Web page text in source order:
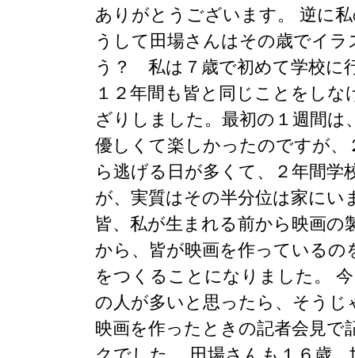
ありがとうございます。 逆に
うして田場さんはその歳でイ
う？ 私は７歳で初めて学校に
１２年間も皆と同じことをし
ざりしました。最初の１週間は
優しくて楽しかったのですが、
ら逃げる日が多くて、２年間
が、実質はその半分位は家にい
皆、私が生まれる前から映画
から、皆が映画を作っている
をつくることになりました。
の人が多いと思ったら、そう
映画を作ったときの記者会見